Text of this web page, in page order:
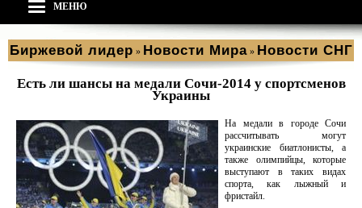
МЕНЮ
Биржевой лидер » Новости Мира » Новости СНГ
Есть ли шансы на медали Сочи-2014 у спортсменов
Украины
На медали в городе Сочи
рассчитывать могут
украинские биатлонисты, а
также олимпийцы, которые
выступают в таких видах
спорта, как лыжный и
фристайл.